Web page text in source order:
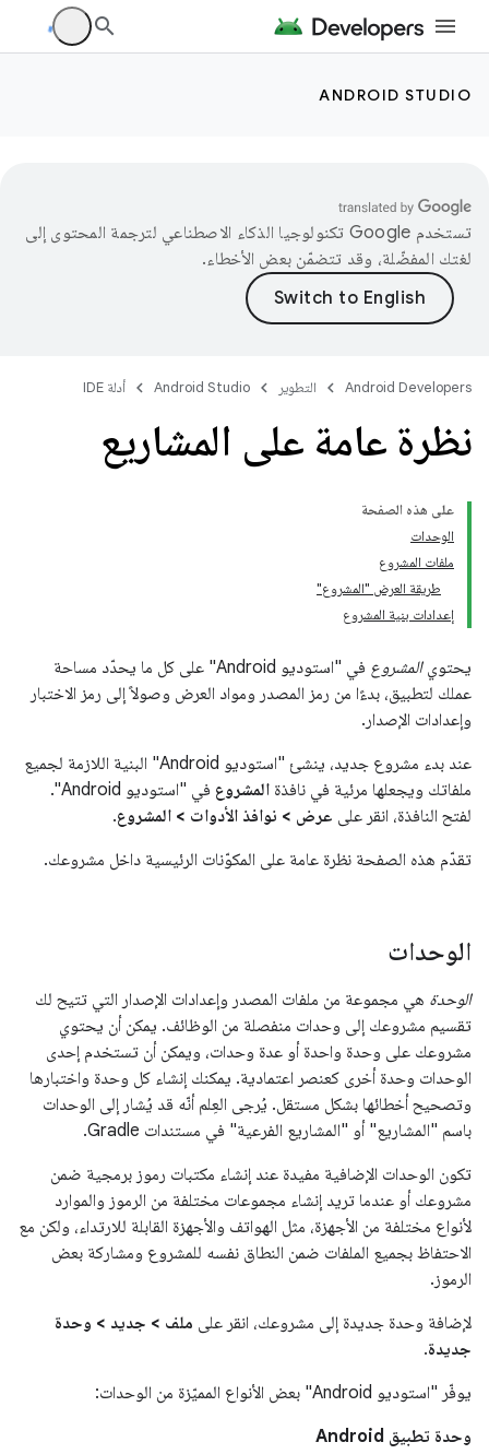
ANDROID STUDIO
تستخدم Google تكنولوجيا الذكاء الاصطناعي لترجمة المحتوى إلى
لغتك المفضّلة، وقد تتضمّن بعض الأخطاء.
Android Developers التطوير Android Studio أدلة IDE
نظرة عامة على المشاريع
على هذه الصفحة
الوحدات
ملفات المشروع
طريقة العرض "المشروع"
إعدادات بنية المشروع
يحتويالمشروع
في "استوديو Android" على كل ما يحدّد مساحة
عملك لتطبيق، بدءًا من رمز المصدر ومواد العرض وصولاً إلى رمز الاختبار
وإعدادات الإصدار.
عند بدء مشروع جديد، ينشئ "استوديو Android" البنية اللازمة لجميع
ملفاتك ويجعلها مرئية في نافذة المشروع
في "استوديو Android".
لفتح النافذة، انقر على عرض > نوافذ الأدوات > المشروع.
تقدّم هذه الصفحة نظرة عامة على المكوّنات الرئيسية داخل مشروعك.
الوحدات
الوحدة هي مجموعة من ملفات المصدر وإعدادات الإصدار التي تتيح لك
تقسيم مشروعك إلى وحدات منفصلة من الوظائف. يمكن أن يحتوي
مشروعك على وحدة واحدة أو عدة وحدات، ويمكن أن تستخدم إحدى
الوحدات وحدة أخرى كعنصر اعتمادية. يمكنك إنشاء كل وحدة واختبارها
وتصحيح أخطائها بشكل مستقل. يُرجى العِلم أنّه قد يُشار إلى الوحدات
باسم "المشاريع" أو "المشاريع الفرعية" في مستندات Gradle.
تكون الوحدات الإضافية مفيدة عند إنشاء مكتبات رموز برمجية ضمن
مشروعك أو عندما تريد إنشاء مجموعات مختلفة من الرموز والموارد
لأنواع مختلفة من الأجهزة، مثل الهواتف والأجهزة القابلة للارتداء، ولكن مع
الاحتفاظ بجميع الملفات ضمن النطاق نفسه للمشروع ومشاركة بعض
الرموز.
لإضافة وحدة جديدة إلى مشروعك، انقر على ملف > جديد > وحدة
جديدة.
يوفّر "استوديو Android" بعض الأنواع المميّزة من الوحدات:
وحدة تطبيق Android